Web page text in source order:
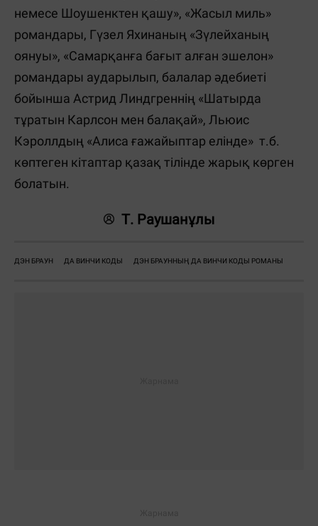
немесе Шоушенктен қашу», «Жасыл миль»
романдары, Гүзел Яхинаның «Зүлейханың
оянуы», «Самарқанға бағыт алған эшелон»
романдары аударылып, балалар әдебиеті
бойынша Астрид Линдгреннің «Шатырда
тұратын Карлсон мен балақай», Льюис
Кэроллдың «Алиса ғажайыптар елінде» т.б.
көптеген кітаптар қазақ тілінде жарық көрген
болатын.
Т. Раушанұлы
ДЭН БРАУН ДА ВИНЧИ КОДЫ ДЭН БРАУННЫҢ ДА ВИНЧИ КОДЫ РОМАНЫ